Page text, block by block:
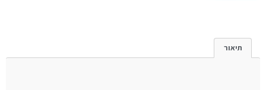
תיאור